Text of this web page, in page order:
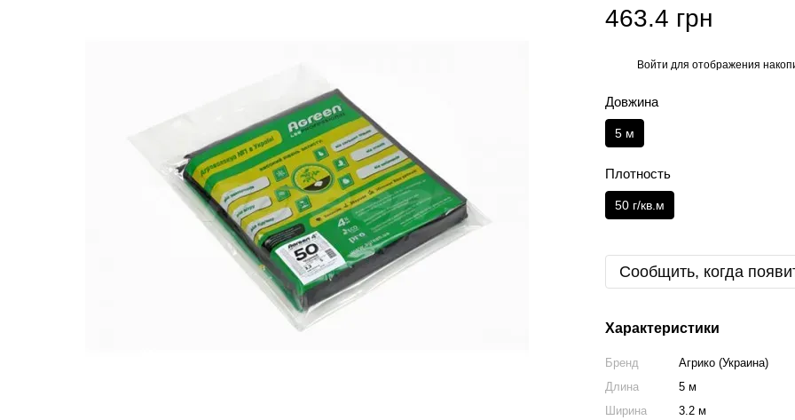
463.4 грн
Войти для отображения
Довжина
5 м
Плотность
50 г/кв.м
Сообщить, когда
Характеристики
Бренд
Агрико (Украина)
Длина
5 м
Ширина
3.2 м